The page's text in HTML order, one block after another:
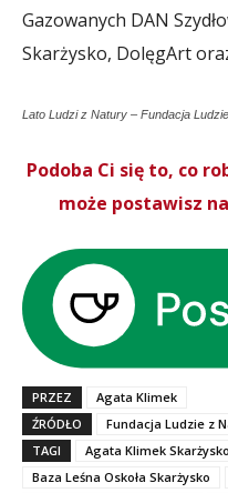
Gazowanych DAN
Skarżysko, DolęgArt
Lato Ludzi z Natury – Fundacja
Podoba Ci się to, co
może postawisz
PRZEZ
Agata Klimek
ŹRÓDŁO
Fundacja Ludzie z
TAGI
Agata Klimek Skarżysko
Baza Leśna Oskoła Skarżysko